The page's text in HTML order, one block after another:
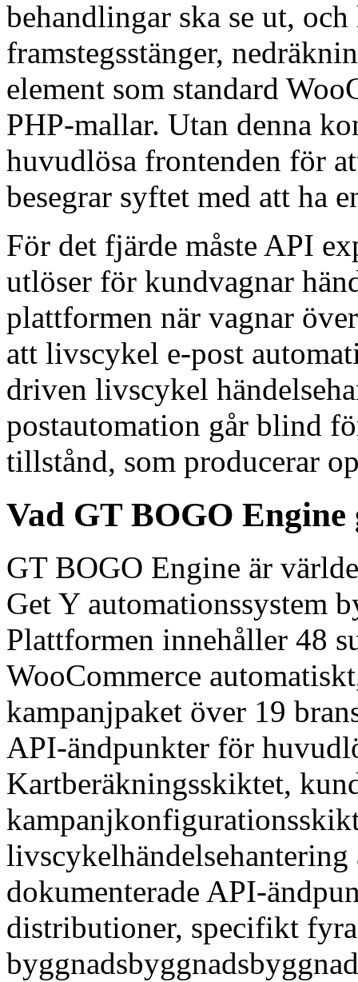
behandlingar ska se ut,
framstegsstänger,
element som standard
PHP-mallar. Utan denna
huvudlösa frontenden för
besegrar syftet med att ha
För det fjärde måste API
utlöser för kundvagnar
plattformen när vagnar
att livscykel e-post
driven livscykel
postautomation går blind
tillstånd, som producerar
Vad GT BOGO
GT BOGO Engine är
Get Y automationssystem
Plattformen innehåller 48
WooCommerce
kampanjpaket över 19
API-ändpunkter för
Kartberäkningsskiktet,
dokumenterade API-
distributioner, specifikt